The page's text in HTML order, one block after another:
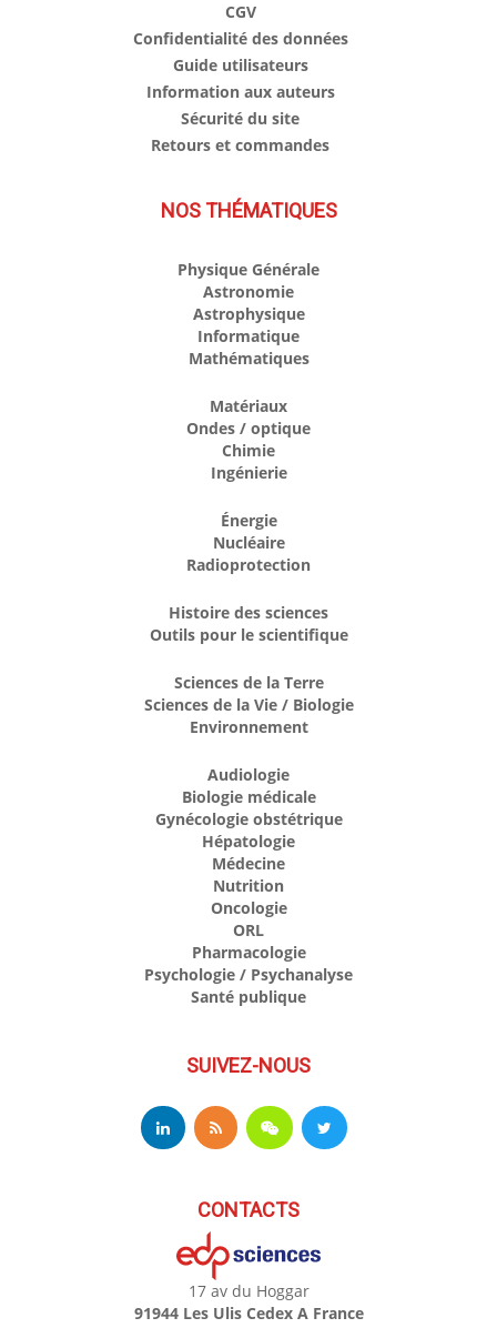
CGV
Confidentialité des données
Guide utilisateurs
Information aux auteurs
Sécurité du site
Retours et commandes
NOS THÉMATIQUES
Physique Générale
Astronomie
Astrophysique
Informatique
Mathématiques
Matériaux
Ondes / optique
Chimie
Ingénierie
Énergie
Nucléaire
Radioprotection
Histoire des sciences
Outils pour le scientifique
Sciences de la Terre
Sciences de la Vie / Biologie
Environnement
Audiologie
Biologie médicale
Gynécologie obstétrique
Hépatologie
Médecine
Nutrition
Oncologie
ORL
Pharmacologie
Psychologie / Psychanalyse
Santé publique
SUIVEZ-NOUS
CONTACTS
17 av du Hoggar
91944 Les Ulis Cedex A France